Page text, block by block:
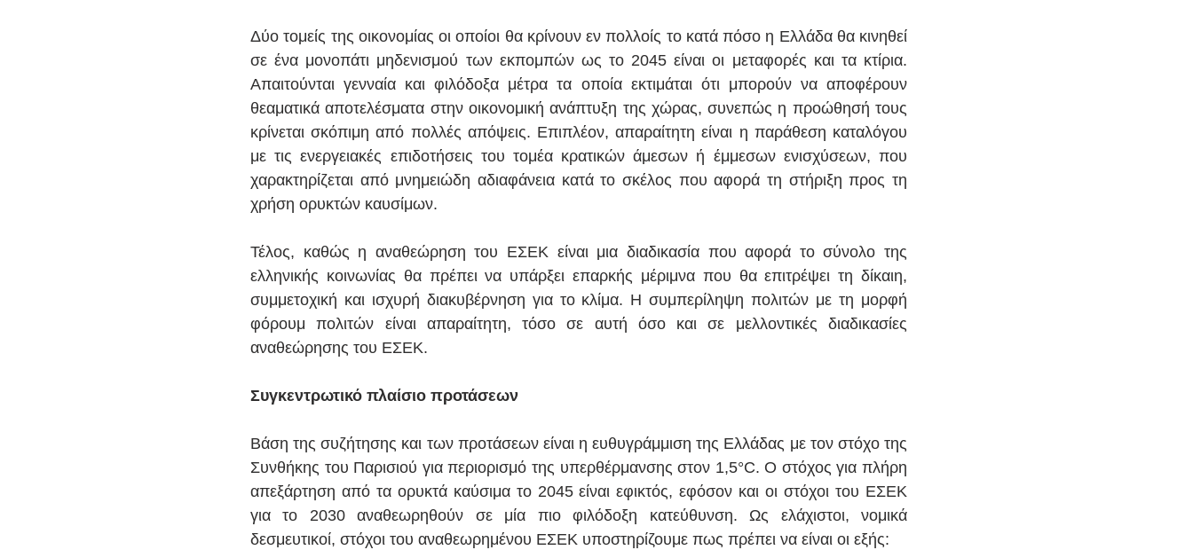
Δύο τομείς της οικονομίας οι οποίοι θα κρίνουν εν πολλοίς το κατά πόσο η Ελλάδα θα κινηθεί
σε ένα μονοπάτι μηδενισμού των εκπομπών ως το 2045 είναι οι μεταφορές και τα κτίρια.
Απαιτούνται γενναία και φιλόδοξα μέτρα τα οποία εκτιμάται ότι μπορούν να αποφέρουν
θεαματικά αποτελέσματα στην οικονομική ανάπτυξη της χώρας, συνεπώς η προώθησή τους
κρίνεται σκόπιμη από πολλές απόψεις. Επιπλέον, απαραίτητη είναι η παράθεση καταλόγου
με τις ενεργειακές επιδοτήσεις του τομέα κρατικών άμεσων ή έμμεσων ενισχύσεων, που
χαρακτηρίζεται από μνημειώδη αδιαφάνεια κατά το σκέλος που αφορά τη στήριξη προς τη
χρήση ορυκτών καυσίμων.
Τέλος, καθώς η αναθεώρηση του ΕΣΕΚ είναι μια διαδικασία που αφορά το σύνολο της
ελληνικής κοινωνίας θα πρέπει να υπάρξει επαρκής μέριμνα που θα επιτρέψει τη δίκαιη,
συμμετοχική και ισχυρή διακυβέρνηση για το κλίμα. Η συμπερίληψη πολιτών με τη μορφή
φόρουμ πολιτών είναι απαραίτητη, τόσο σε αυτή όσο και σε μελλοντικές διαδικασίες
αναθεώρησης του ΕΣΕΚ.
Συγκεντρωτικό πλαίσιο προτάσεων
Βάση της συζήτησης και των προτάσεων είναι η ευθυγράμμιση της Ελλάδας με τον στόχο της
Συνθήκης του Παρισιού για περιορισμό της υπερθέρμανσης στον 1,5°C. Ο στόχος για πλήρη
απεξάρτηση από τα ορυκτά καύσιμα το 2045 είναι εφικτός, εφόσον και οι στόχοι του ΕΣΕΚ
για το 2030 αναθεωρηθούν σε μία πιο φιλόδοξη κατεύθυνση. Ως ελάχιστοι, νομικά
δεσμευτικοί, στόχοι του αναθεωρημένου ΕΣΕΚ υποστηρίζουμε πως πρέπει να είναι οι εξής: